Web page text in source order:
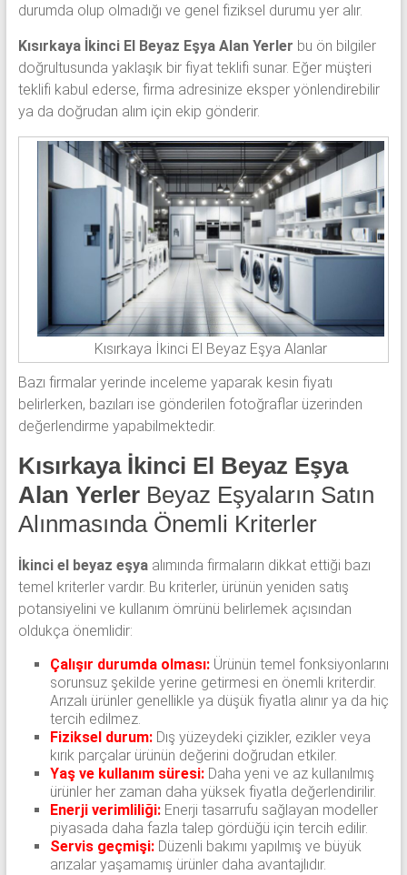
durumda olup olmadığı ve genel fiziksel durumu yer alır.
Kısırkaya İkinci El Beyaz Eşya Alan Yerler bu ön bilgiler
doğrultusunda yaklaşık bir fiyat teklifi sunar. Eğer müşteri
teklifi kabul ederse, firma adresinize eksper yönlendirebilir
ya da doğrudan alım için ekip gönderir.
Kısırkaya İkinci El Beyaz Eşya Alanlar
Bazı firmalar yerinde inceleme yaparak kesin fiyatı
belirlerken, bazıları ise gönderilen fotoğraflar üzerinden
değerlendirme yapabilmektedir.
Kısırkaya İkinci El Beyaz Eşya
Alan Yerler Beyaz Eşyaların Satın
Alınmasında Önemli Kriterler
İkinci el beyaz eşyaalımında firmaların dikkat ettiği bazı
temel kriterler vardır. Bu kriterler, ürünün yeniden satış
potansiyelini ve kullanım ömrünü belirlemek açısından
oldukça önemlidir:
Çalışır durumda olması:Ürünün temel fonksiyonlarını
sorunsuz şekilde yerine getirmesi en önemli kriterdir.
Arızalı ürünler genellikle ya düşük fiyatla alınır ya da hiç
tercih edilmez.
Fiziksel durum:Dış yüzeydeki çizikler, ezikler veya
kırık parçalar ürünün değerini doğrudan etkiler.
Yaş ve kullanım süresi:Daha yeni ve az kullanılmış
ürünler her zaman daha yüksek fiyatla değerlendirilir.
Enerji verimliliği:Enerji tasarrufu sağlayan modeller
piyasada daha fazla talep gördüğü için tercih edilir.
Servis geçmişi:Düzenli bakımı yapılmış ve büyük
arızalar yaşamamış ürünler daha avantajlıdır.